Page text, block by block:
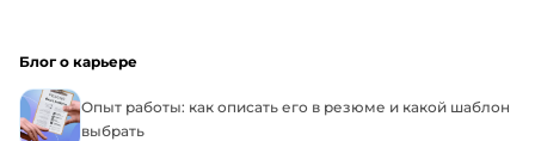
Блог о карьере
Опыт работы: как описать его в резюме и какой шаблон
выбрать